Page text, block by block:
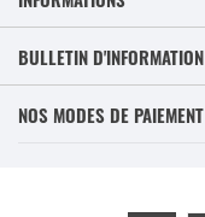
BULLETIN D'INFORMATION
NOS MODES DE PAIEMENT